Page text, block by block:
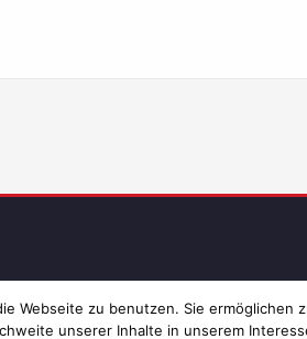
Webseite zu benutzen. Sie
unserer Inhalte in unserem